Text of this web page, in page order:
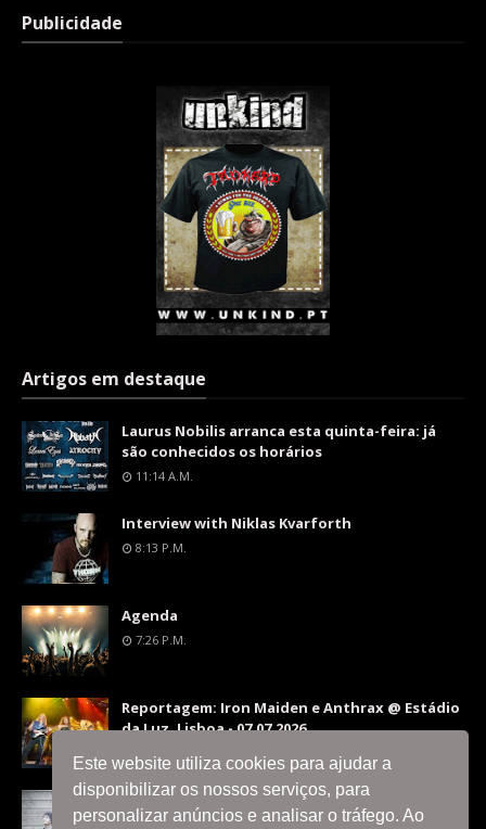
Este website utiliza cookies para ajudar a
disponibilizar os nossos serviços, para
personalizar anúncios e analisar o tráfego. Ao
Publicidade
Artigos em destaque
Laurus Nobilis arranca esta quinta-feira: já
são conhecidos os horários
11:14 A.m.
Interview with Niklas Kvarforth
8:13 P.m.
Agenda
7:26 P.m.
Reportagem: Iron Maiden e Anthrax @ Estádio
da Luz, Lisboa - 07.07.2026
9:36 P.m.
Interview with Silent Skies
8:06 P.m.